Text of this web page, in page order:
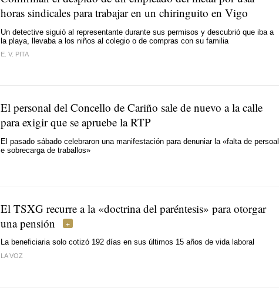
horas sindicales para trabajar en un chiringuito en Vigo
Un detective siguió al representante durante sus permisos y descubrió que iba a
la playa, llevaba a los niños al colegio o de compras con su familia
E. V. PITA
El personal del Concello de Cariño sale de nuevo a la calle
para exigir que se apruebe la RTP
El pasado sábado celebraron una manifestación para denuniar la «falta de persoal
e sobrecarga de traballos»
El TSXG recurre a la «doctrina del paréntesis» para otorgar
una pensión
La beneficiaria solo cotizó 192 días en sus últimos 15 años de vida laboral
LA VOZ